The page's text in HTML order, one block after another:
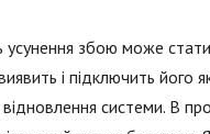
збою може
і підключить його
системи. В